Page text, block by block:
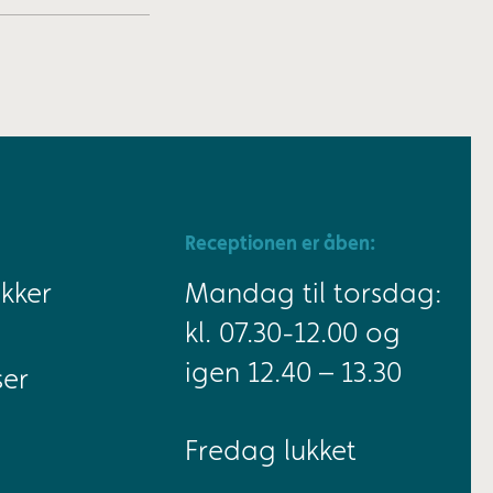
Receptionen er åben:
Mandag til torsdag:
kl. 07.30-12.00 og
igen 12.40 – 13.30
Fredag lukket